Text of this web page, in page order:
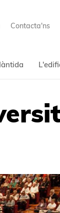
Contacta'ns